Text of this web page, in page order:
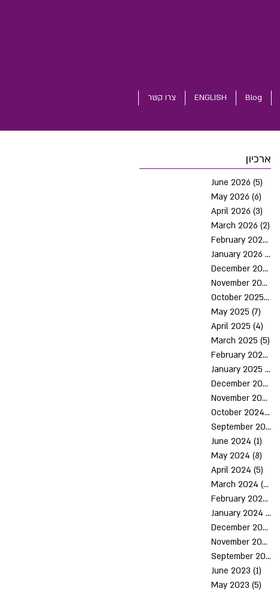
Blog
ENGLISH צרו קשר
ארכיון
June 2026 (5)
May 2026 (6)
April 2026 (3)
March 2026 (2)
February 2026
January 2026 (5)
December 2025
November 2025
October 2025(6)
May 2025 (7)
April 2025 (4)
March 2025 (5)
February 2025
January 2025 (7)
December 2024
November 2024
October 2024(6)
September 2024
June 2024 (1)
May 2024 (8)
April 2024 (5)
March 2024 (10)
February 2024
January 2024 (9)
December 2023
November 2023
September 2023
June 2023 (1)
May 2023 (5)